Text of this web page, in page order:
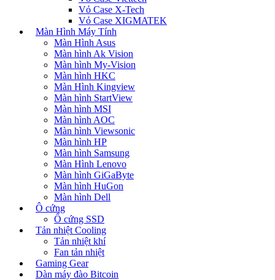
Vỏ Case X-Tech
Vỏ Case XIGMATEK
Màn Hình Máy Tính
Màn Hình Asus
Màn hình Ak Vision
Màn hình My-Vision
Màn hình HKC
Màn Hình Kingview
Màn hình StartView
Màn hình MSI
Màn hình AOC
Màn hình Viewsonic
Màn hình HP
Màn hình Samsung
Màn Hình Lenovo
Màn hình GiGaByte
Màn hình HuGon
Màn hình Dell
Ô cứng
Ổ cứng SSD
Tản nhiệt Cooling
Tản nhiệt khí
Fan tản nhiệt
Gaming Gear
Dàn máy đào Bitcoin